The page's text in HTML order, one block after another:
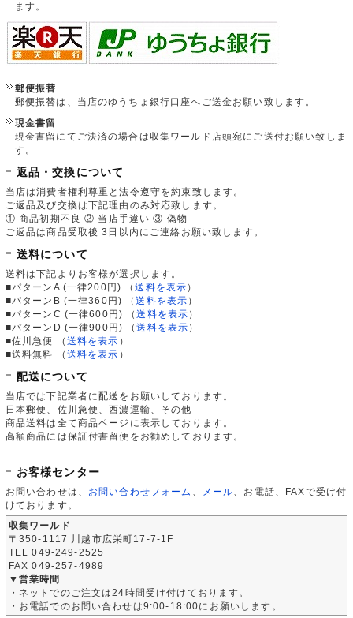
ます。
郵便振替
郵便振替は、当店のゆうちょ銀行口座へご送金お願い致します。
現金書留
現金書留にてご決済の場合は収集ワールド店頭宛にご送付お願い致しま
す。
返品・交換について
当店は消費者権利尊重と法令遵守を約束致します。
ご返品及び交換は下記理由のみ対応致します。
① 商品初期不良 ② 当店手違い ③ 偽物
ご返品は商品受取後 3日以内にご連絡お願い致します。
送料について
送料は下記よりお客様が選択します。
■パターンA (一律200円)
（送料を表示 ）
■パターンB (一律360円)
（送料を表示 ）
■パターンC (一律600円)
（送料を表示 ）
■パターンD (一律900円)
（送料を表示 ）
■佐川急便
（ 送料を表示 ）
■送料無料
（ 送料を表示 ）
配送について
当店では下記業者に配送をお願いしております。
日本郵便、佐川急便、西濃運輸、その他
商品送料は全て商品ページに表示しております。
高額商品には保証付書留便をお勧めしております。
お客様センター
お問い合わせは、 お問い合わせフォーム メール 、お電話、FAXで受け付
けております。
収集ワールド
〒350-1117 川越市広栄町17-7-1F
TEL 049-249-2525
FAX 049-257-4989
▼営業時間
・ネットでのご注文は24時間受け付けております。
・お電話でのお問い合わせは9:00-18:00にお願いします。